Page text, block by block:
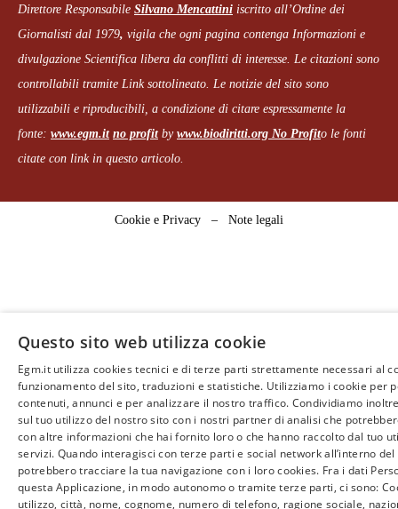
Direttore Responsabile Silvano Mencattini iscritto all’Ordine dei
Giornalisti dal 1979, vigila che ogni pagina contenga Informazioni e
divulgazione Scientifica libera da conflitti di interesse. Le citazioni sono
controllabili tramite Link sottolineato. Le notizie del sito sono
utilizzabili e riproducibili, a condizione di citare espressamente la
fonte: www.egm.it no profitby www.biodiritti.org No Profito le fonti
citate con link in questo articolo.
Cookie e Privacy – Note legali
Questo sito web utilizza cookie
Egm.it utilizza cookies tecnici e di terze parti strettamente necessari al
funzionamento del sito, traduzioni e statistiche. Utilizziamo i cookie per
contenuti, annunci e per analizzare il nostro traffico. Condividiamo
sul tuo utilizzo del nostro sito con i nostri partner di analisi che
con altre informazioni che hai fornito loro o che hanno raccolto dal tuo
servizi. Quando interagisci con terze parti e social network all’interno
potrebbero tracciare la tua navigazione con i loro cookies. Fra i dati
questa Applicazione, in modo autonomo o tramite terze parti, ci sono:
utilizzo, città, nome, cognome, numero di telefono, ragione sociale,